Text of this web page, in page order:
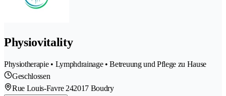
Physiovitality
Physiotherapie • Lymphdrainage • Betreuung und Pflege zu Hause
Geschlossen
Rue Louis-Favre 242017 Boudry